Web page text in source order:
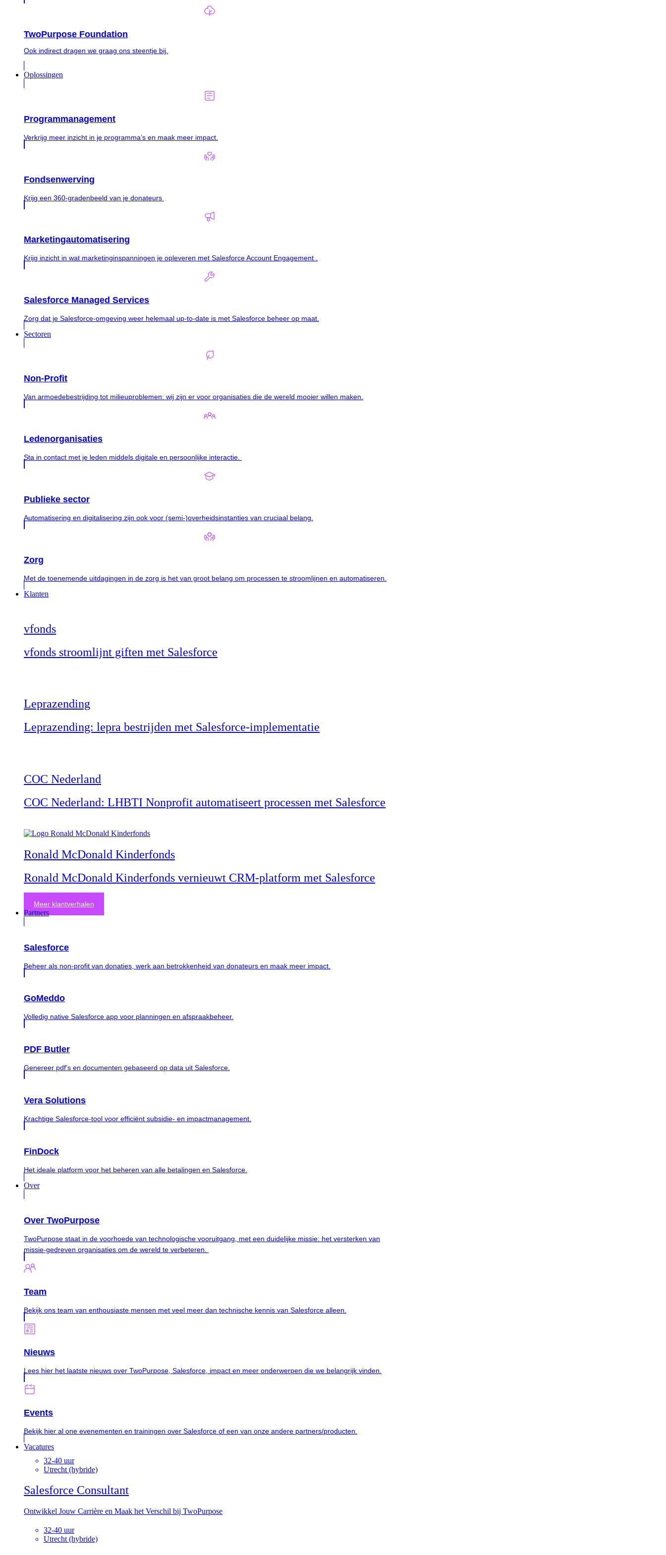
TwoPurpose Foundation
Ook indirect dragen we graag ons steentje bij.
Oplossingen
Programmanagement
Verkrijg meer inzicht in je programma’s en maak meer impact.
Fondsenwerving
Krijg een 360-gradenbeeld van je donateurs
Marketingautomatisering
Krijg inzicht in wat marketinginspanningen je opleveren met Salesforce Account Engagement .
Salesforce Managed Services
Zorg dat je Salesforce-omgeving weer helemaal up-to-date is met Salesforce beheer op maat.
Sectoren
Non-Profit
Van armoedebestrijding tot milieuproblemen: wij zijn er voor organisaties die de wereld mooier willen maken.
Ledenorganisaties
Sta in contact met je leden middels digitale en persoonlijke interactie.
Publieke sector
Automatisering en digitalisering zijn ook voor (semi-)overheidsinstanties van cruciaal belang.
Zorg
Met de toenemende uitdagingen in de zorg is het van groot belang om processen te stroomlijnen en automatiseren.
Klanten
vfonds
vfonds stroomlijnt giften met Salesforce
Leprazending
Leprazending: lepra bestrijden met Salesforce-implementatie
COC Nederland
COC Nederland: LHBTI Nonprofit automatiseert processen met Salesforce
Ronald McDonald Kinderfonds
Ronald McDonald Kinderfonds vernieuwt CRM-platform met Salesforce
Meer klantverhalen
Partners
Salesforce
Beheer als non-profit van donaties, werk aan betrokkenheid van donateurs en maak meer impact.
GoMeddo
Volledig native Salesforce app voor planningen en afspraakbeheer.
PDF Butler
Genereer pdf’s en documenten gebaseerd op data uit Salesforce.
Vera Solutions
Krachtige Salesforce-tool voor efficiënt subsidie- en impactmanagement.
FinDock
Het ideale platform voor het beheren van alle betalingen en Salesforce.
Over
Over TwoPurpose
TwoPurpose staat in de voorhoede van technologische vooruitgang, met een duidelijke missie: het versterken van
missie-gedreven organisaties om de wereld te verbeteren.
Team
Bekijk ons team van enthousiaste mensen met veel meer dan technische kennis van Salesforce alleen.
Nieuws
Lees hier het laatste nieuws over TwoPurpose, Salesforce, impact en meer onderwerpen die we belangrijk vinden.
Events
Bekijk hier al one evenementen en trainingen over Salesforce of een van onze andere partners/producten.
Vacatures
32-40 uur
Utrecht (hybride)
Salesforce Consultant
Ontwikkel Jouw Carrière en Maak het Verschil bij TwoPurpose
32-40 uur
Utrecht (hybride)